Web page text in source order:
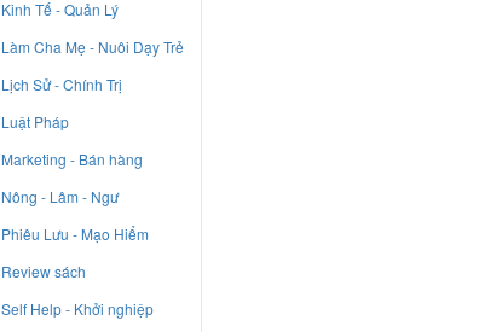
Kinh Tế - Quản Lý
Làm Cha Mẹ - Nuôi Dạy Trẻ
Lịch Sử - Chính Trị
Luật Pháp
Marketing - Bán hàng
Nông - Lâm - Ngư
Phiêu Lưu - Mạo Hiểm
Review sách
Self Help - Khởi nghiệp